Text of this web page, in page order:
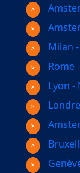
Milan
Rome
Lyon -